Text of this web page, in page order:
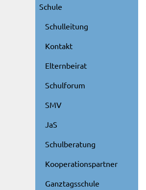
Schule
Schulleitung
Kontakt
Elternbeirat
Schulforum
SMV
JaS
Schulberatung
Kooperationspartner
Ganztagsschule